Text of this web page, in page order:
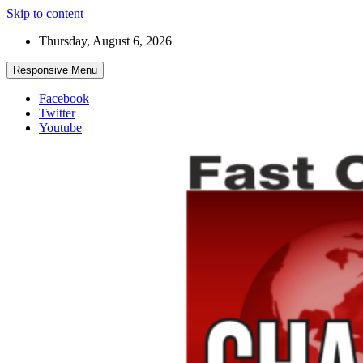
Skip to content
Thursday, August 6, 2026
Responsive Menu
Facebook
Twitter
Youtube